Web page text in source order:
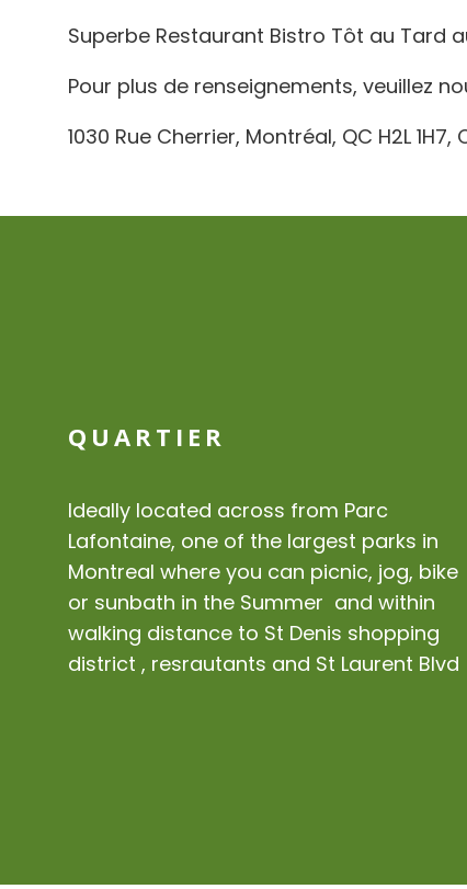
Superbe Restaurant Bistro Tôt au Tard
Pour plus de renseignements, veuillez
1030 Rue Cherrier, Montréal, QC H2L 1H7,
QUARTIER
Ideally located across from Parc
Lafontaine, one of the largest parks in
Montreal where you can picnic, jog, bike
or sunbath in the Summer and within
walking distance to St Denis shopping
district , resrautants and St Laurent Blvd